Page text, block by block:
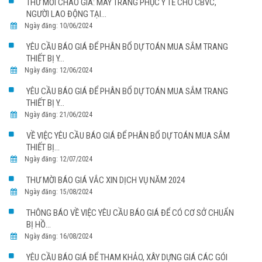
NGƯỜI LAO ĐỘNG TẠI...
Ngày đăng: 10/06/2024
YÊU CẦU BÁO GIÁ ĐỂ PHÂN BỔ DỰ TOÁN MUA SẮM TRANG
THIẾT BỊ Y...
Ngày đăng: 12/06/2024
YÊU CẦU BÁO GIÁ ĐỂ PHÂN BỔ DỰ TOÁN MUA SẮM TRANG
THIẾT BỊ Y...
Ngày đăng: 21/06/2024
VỀ VIỆC YÊU CẦU BÁO GIÁ ĐỂ PHÂN BỔ DỰ TOÁN MUA SẮM
THIẾT BỊ...
Ngày đăng: 12/07/2024
THƯ MỜI BÁO GIÁ VẮC XIN DỊCH VỤ NĂM 2024
Ngày đăng: 15/08/2024
THÔNG BÁO VỀ VIỆC YÊU CẦU BÁO GIÁ ĐỂ CÓ CƠ SỞ CHUẨN
BỊ HỒ...
Ngày đăng: 16/08/2024
YÊU CẦU BÁO GIÁ ĐỂ THAM KHẢO, XÂY DỰNG GIÁ CÁC GÓI